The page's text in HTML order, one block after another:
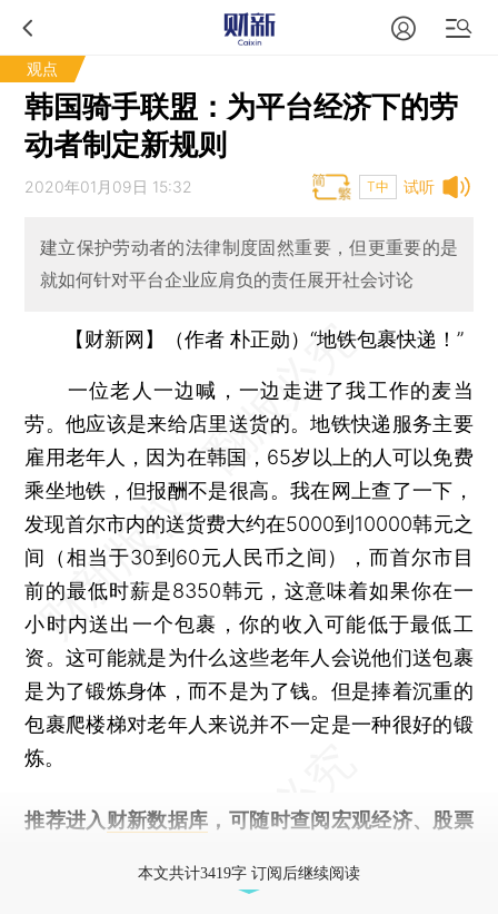
观点
韩国骑手联盟：为平台经济下的劳
动者制定新规则
试听
2020年01月09日 15:32 T中
建立保护劳动者的法律制度固然重要，但更重要的是
就如何针对平台企业应肩负的责任展开社会讨论
【财新网】（作者 朴正勋）“地铁包裹快递！”
一位老人一边喊，一边走进了我工作的麦当
劳。他应该是来给店里送货的。地铁快递服务主要
雇用老年人，因为在韩国，65岁以上的人可以免费
乘坐地铁，但报酬不是很高。我在网上查了一下，
发现首尔市内的送货费大约在5000到10000韩元之
间（相当于30到60元人民币之间），而首尔市目
前的最低时薪是8350韩元，这意味着如果你在一
小时内送出一个包裹，你的收入可能低于最低工
资。这可能就是为什么这些老年人会说他们送包裹
是为了锻炼身体，而不是为了钱。但是捧着沉重的
包裹爬楼梯对老年人来说并不一定是一种很好的锻
炼。
推荐进入 财新数据库 ，可随时查阅宏观经济、股票
本文共计3419字 订阅后继续阅读